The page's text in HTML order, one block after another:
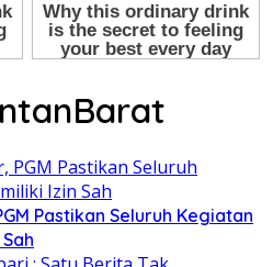
Pastikan Seluruh Kegiatan